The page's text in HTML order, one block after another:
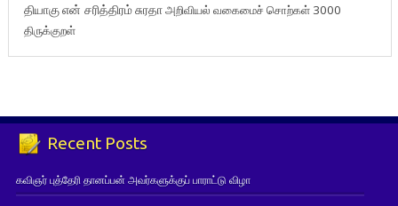
தியாகுஎன் சரித்திரம்சுரதாஅறிவியல் வகைமைச் சொற்கள் 3000
திருக்குறள்
Recent Posts
கவிஞர் புத்தேரி தானப்பன் அவர்களுக்குப் பாராட்டு விழா